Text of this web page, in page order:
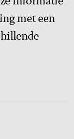
met een